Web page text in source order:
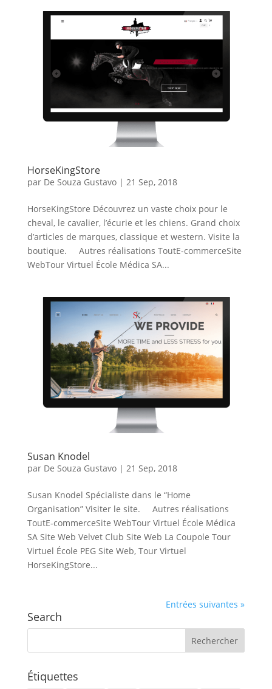
HorseKingStore
par De Souza Gustavo| 21 Sep, 2018
HorseKingStore Découvrez un vaste choix pour le
cheval, le cavalier, l’écurie et les chiens. Grand choix
d’articles de marques, classique et western. Visite la
boutique. Autres réalisations ToutE-commerceSite
WebTour Virtuel École Médica SA...
Susan Knodel
par De Souza Gustavo| 21 Sep, 2018
Susan Knodel Spécialiste dans le “Home
Organisation” Visiter le site. Autres réalisations
ToutE-commerceSite WebTour Virtuel École Médica
SA Site Web Velvet Club Site Web La Coupole Tour
Virtuel École PEG Site Web, Tour Virtuel
HorseKingStore...
Entrées suivantes »
Search
Étiquettes